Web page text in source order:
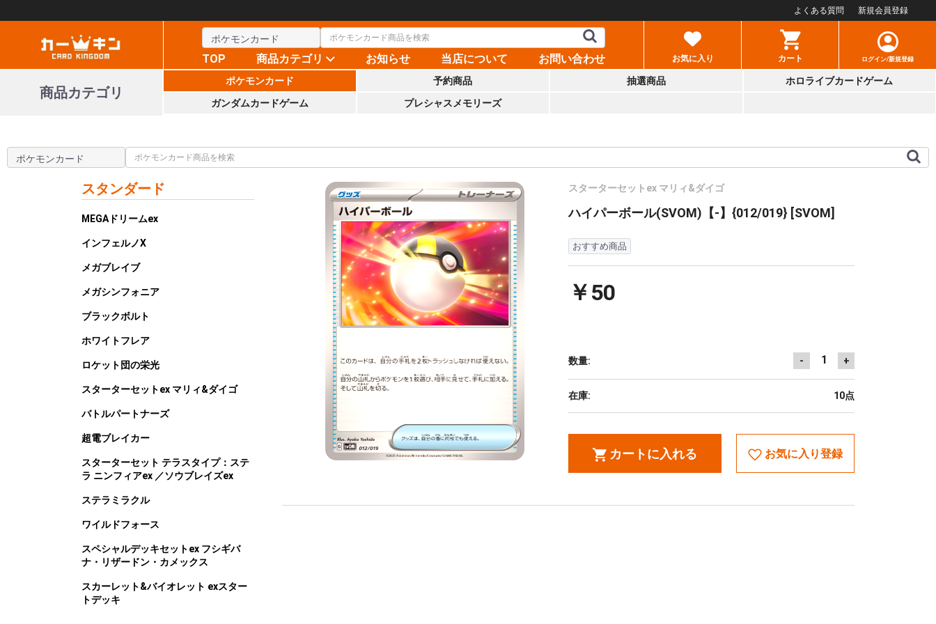
よくある質問 新規会員登録
TOP 商品カテゴリ お知らせ 当店について お問い合わせ お気に入り カート ログイン/新規登録
商品カテゴリ
ポケモンカード 予約商品 抽選商品
ホロライブカードゲーム
ガンダムカードゲーム
プレシャスメモリーズ
スタンダード
MEGAドリームex
インフェルノX
メガブレイブ
メガシンフォニア
ブラックボルト
ホワイトフレア
ロケット団の栄光
スターターセットex マリィ&ダイゴ
バトルパートナーズ
超電ブレイカー
スターターセット テラスタイプ：ステ
ラ ニンフィアex ／ソウブレイズex
ステラミラクル
ワイルドフォース
スペシャルデッキセットex フシギバ
ナ・リザードン・カメックス
スカーレット&バイオレット exスター
トデッキ
スターターセットex マリィ&ダイゴ
ハイパーボール(SVOM)【-】{012/019} [SVOM]
おすすめ商品
￥50
数量: - 1 +
在庫: 10点
カートに入れる お気に入り登録